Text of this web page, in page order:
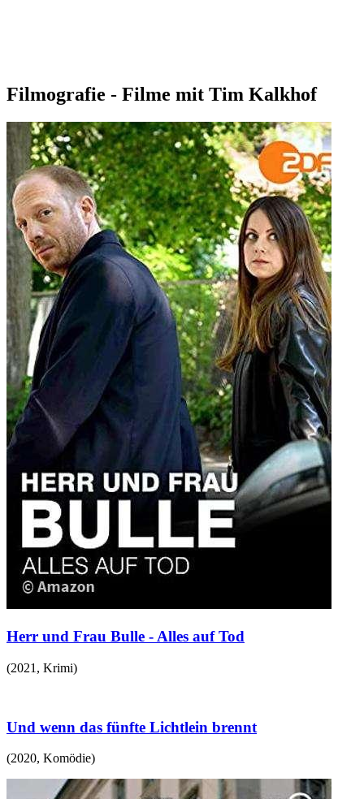
Filmografie - Filme mit Tim Kalkhof
Herr und Frau Bulle - Alles auf Tod
(2021 , Krimi)
Und wenn das fünfte Lichtlein brennt
(2020, Komödie)